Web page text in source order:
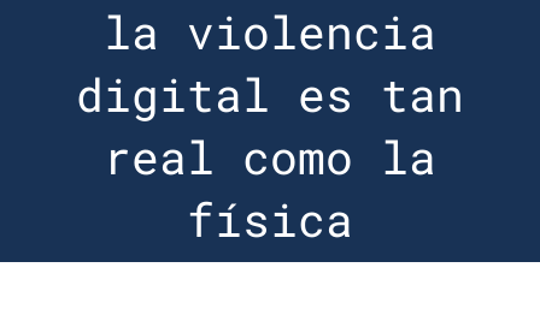
la violencia
digital es tan
real como la
física